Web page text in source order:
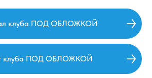
клуба ПОД ОБЛОЖКОЙ
клуба ПОД ОБЛОЖКОЙ